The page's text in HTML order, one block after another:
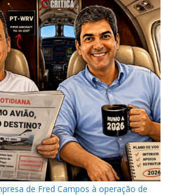
de Fred Campos à operação de